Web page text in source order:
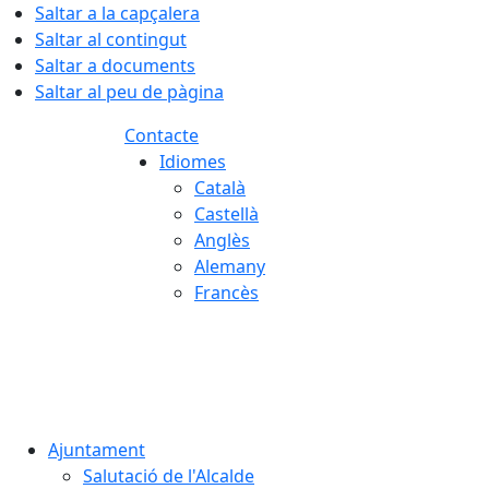
Saltar a la capçalera
Saltar al contingut
Saltar a documents
Saltar al peu de pàgina
Contacte
Idiomes
Català
Castellà
Anglès
Alemany
Francès
Ajuntament
Salutació de l'Alcalde